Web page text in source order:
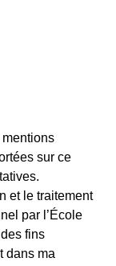
sur ce
et le traitement
par l’École
fins
dans ma